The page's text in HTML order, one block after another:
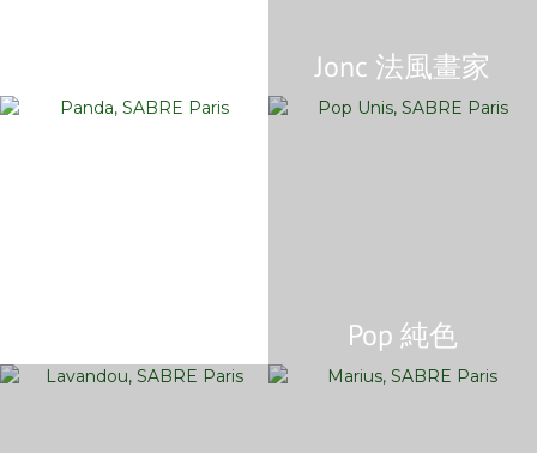
Jonc 法風畫家
Pop 純色